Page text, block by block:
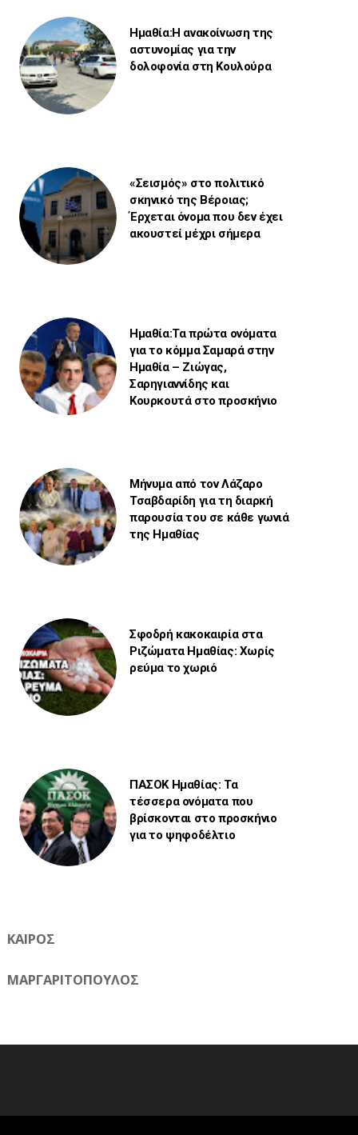
Ημαθία:Η ανακοίνωση της
αστυνομίας για την
δολοφονία στη Κουλούρα
«Σεισμός» στο πολιτικό
σκηνικό της Βέροιας;
Έρχεται όνομα που δεν έχει
ακουστεί μέχρι σήμερα
Ημαθία:Τα πρώτα ονόματα
για το κόμμα Σαμαρά στην
Ημαθία – Ζιώγας,
Σαρηγιαννίδης και
Κουρκουτά στο προσκήνιο
Μήνυμα από τον Λάζαρο
Τσαβδαρίδη για τη διαρκή
παρουσία του σε κάθε γωνιά
της Ημαθίας
Σφοδρή κακοκαιρία στα
Ριζώματα Ημαθίας: Χωρίς
ρεύμα το χωριό
ΠΑΣΟΚ Ημαθίας: Τα
τέσσερα ονόματα που
βρίσκονται στο προσκήνιο
για το ψηφοδέλτιο
ΚΑΙΡΟΣ
ΜΑΡΓΑΡΙΤΟΠΟΥΛΟΣ